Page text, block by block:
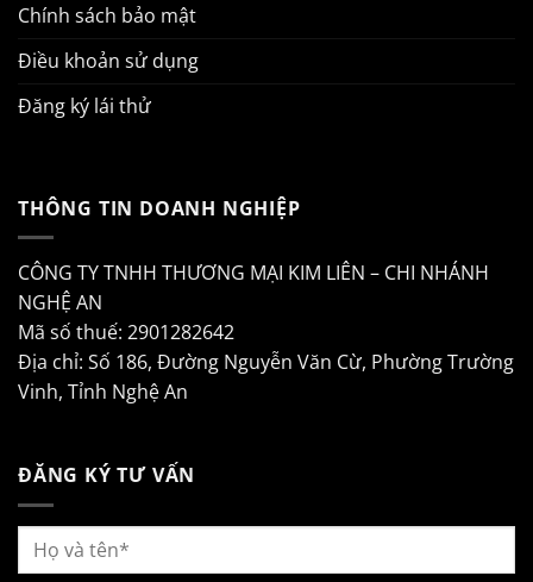
Chính sách bảo mật
Điều khoản sử dụng
Đăng ký lái thử
THÔNG TIN DOANH NGHIỆP
CÔNG TY TNHH THƯƠNG MẠI KIM LIÊN – CHI NHÁNH
NGHỆ AN
Mã số thuế: 2901282642
Địa chỉ: Số 186, Đường Nguyễn Văn Cừ, Phường Trường
Vinh, Tỉnh Nghệ An
ĐĂNG KÝ TƯ VẤN